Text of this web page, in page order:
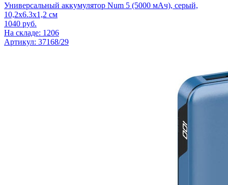
Универсальный аккумулятор Num 5 (5000 мАч), серый,
10,2х6.3х1,2 см
1040 руб.
На складе: 1206
Артикул: 37168/29